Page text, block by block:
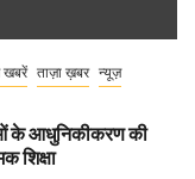
खबरें ताज़ा ख़बर न्यूज़
के आधुनिकीकरण की
शिक्षा